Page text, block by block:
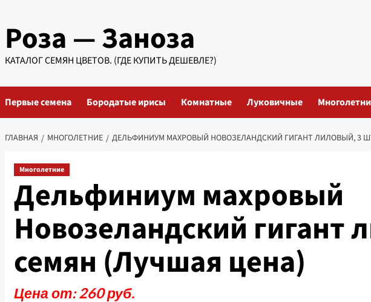
содержимому
Роза — Заноза
КАТАЛОГ СЕМЯН ЦВЕТОВ. (ГДЕ КУПИТЬ ДЕШЕВЛЕ?)
Первые семена Бородатые ирисы Комнатные Луковичные
ГЛАВНАЯ МНОГОЛЕТНИЕ ДЕЛЬФИНИУМ МАХРОВЫЙ НОВОЗЕЛАНДСКИЙ ГИГАНТ ЛИЛОВЫЙ, 3
Многолетние
Дельфиниум махровый
Новозеландский гигант
семян (Лучшая цена)
Цена от: 260 руб.